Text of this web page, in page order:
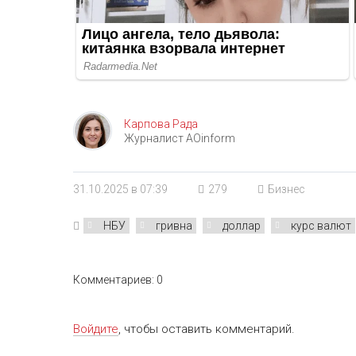
Карпова Рада
Журналист AOinform
31.10.2025 в 07:39 279 Бизнес
НБУ гривна доллар курс валют
Комментариев: 0
Войдите, чтобы оставить комментарий.